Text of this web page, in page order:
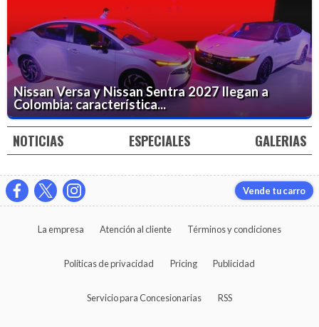
Nissan Versa y Nissan Sentra 2027 llegan a
Colombia: característica...
NOTICIAS ESPECIALES GALERIAS
Vende tu carro
La empresa Atención al cliente Términos y condiciones
Políticas de privacidad Pricing Publicidad
Servicio para Concesionarias RSS